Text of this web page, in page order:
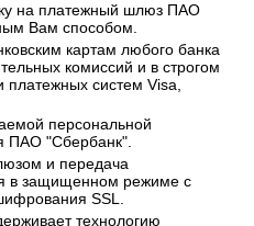
на платежный шлюз ПАО
Вам способом.
картам любого банка
комиссий и в строгом
платежных систем Visa,
персональной
ПАО "Сбербанк".
и передача
в защищенном режиме с
SSL.
технологию